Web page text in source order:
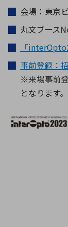
会場：東京
丸文ブース
「
事前登録：
※来場事前
となります。